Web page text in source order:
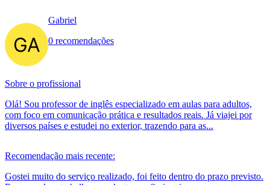
Gabriel
0 recomendações
Sobre o profissional
Olá! Sou professor de inglês especializado em aulas para adultos,
com foco em comunicação prática e resultados reais. Já viajei por
diversos países e estudei no exterior, trazendo para as...
Recomendação mais recente:
Gostei muito do serviço realizado, foi feito dentro do prazo previsto.